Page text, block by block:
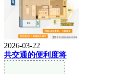
2026-03-22
共交通的便利度将